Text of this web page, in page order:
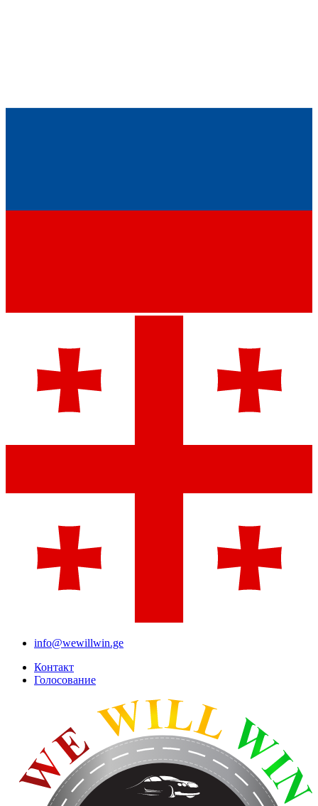
info@wewillwin.ge
Контакт
Голосование